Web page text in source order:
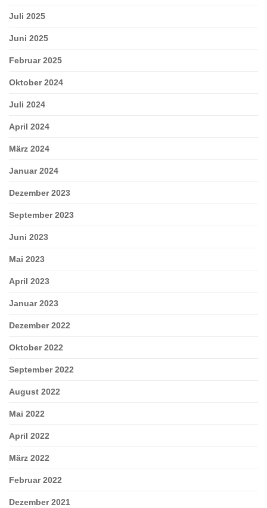
Juli 2025
Juni 2025
Februar 2025
Oktober 2024
Juli 2024
April 2024
März 2024
Januar 2024
Dezember 2023
September 2023
Juni 2023
Mai 2023
April 2023
Januar 2023
Dezember 2022
Oktober 2022
September 2022
August 2022
Mai 2022
April 2022
März 2022
Februar 2022
Dezember 2021